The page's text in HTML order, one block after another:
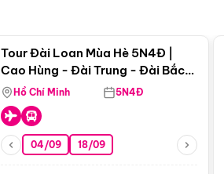
Tour Đài Loan Mùa Hè 5N4Đ |
Cao Hùng - Đài Trung - Đài Bắc
(Bay Vj)
Hồ Chí Minh 5N4Đ
04/09 18/09